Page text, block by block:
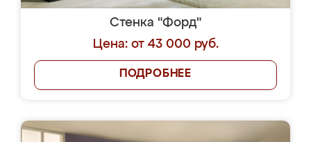
Стенка "Форд"
Цена: от 43 000 руб.
ПОДРОБНЕЕ